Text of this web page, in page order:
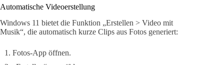
Automatische Videoerstellung
Windows 11 bietet die Funktion „Erstellen > Video mit
Musik“, die automatisch kurze Clips aus Fotos generiert:
Fotos-App öffnen.